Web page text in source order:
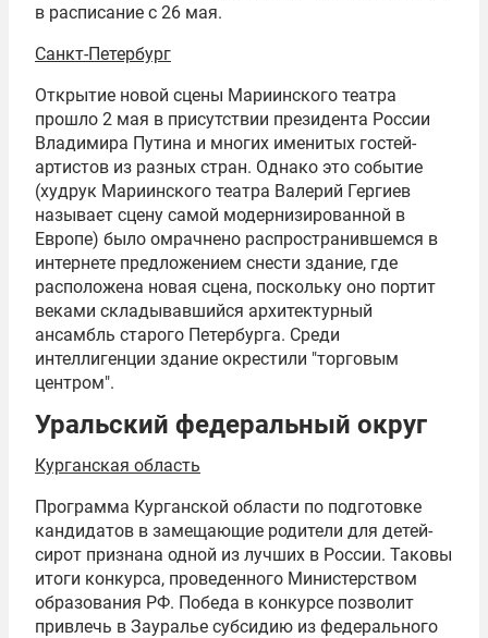
в расписание с 26 мая.
Санкт-Петербург
Открытие новой сцены Мариинского театра
прошло 2 мая в присутствии президента России
Владимира Путина и многих именитых гостей-
артистов из разных стран. Однако это событие
(худрук Мариинского театра Валерий Гергиев
называет сцену самой модернизированной в
Европе) было омрачнено распространившемся в
интернете предложением снести здание, где
расположена новая сцена, поскольку оно портит
веками складывавшийся архитектурный
ансамбль старого Петербурга. Среди
интеллигенции здание окрестили "торговым
центром".
Уральский федеральный округ
Курганская область
Программа Курганской области по подготовке
кандидатов в замещающие родители для детей-
сирот признана одной из лучших в России. Таковы
итоги конкурса, проведенного Министерством
образования РФ. Победа в конкурсе позволит
привлечь в Зауралье субсидию из федерального